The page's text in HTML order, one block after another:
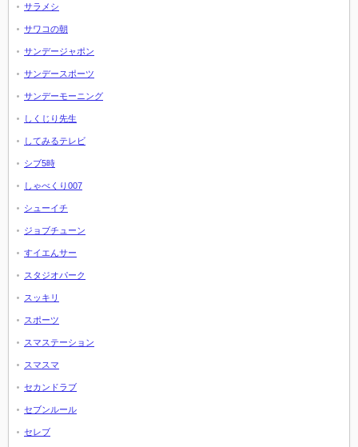
サラメシ
サワコの朝
サンデージャポン
サンデースポーツ
サンデーモーニング
しくじり先生
してみるテレビ
シブ5時
しゃべくり007
シューイチ
ジョブチューン
すイエんサー
スタジオパーク
スッキリ
スポーツ
スマステーション
スマスマ
セカンドラブ
セブンルール
セレブ